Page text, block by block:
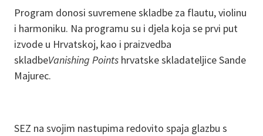
Program donosi suvremene skladbe za flautu, violinu
i harmoniku. Na programu su i djela koja se prvi put
izvode u Hrvatskoj, kao i praizvedba
skladbeVanishing Points hrvatske skladateljice Sande
Majurec.
SEZ na svojim nastupima redovito spaja glazbu s